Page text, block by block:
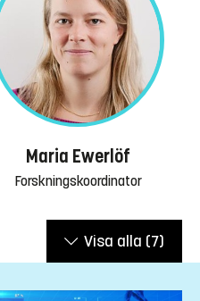
Maria Ewerlöf
Forskningskoordinator
Visa alla (7)